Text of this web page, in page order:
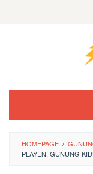
HOMEPAGE /
PLAYEN, GUNUNG